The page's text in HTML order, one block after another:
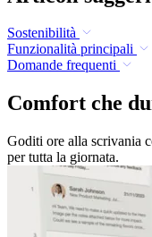
Sostenibilità
Funzionalità principali
Domande frequenti
Comfort che
Goditi ore alla scrivania
per tutta la giornata.